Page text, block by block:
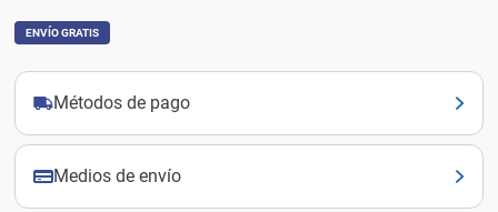
ENVÍO GRATIS
Métodos de pago
Medios de envío